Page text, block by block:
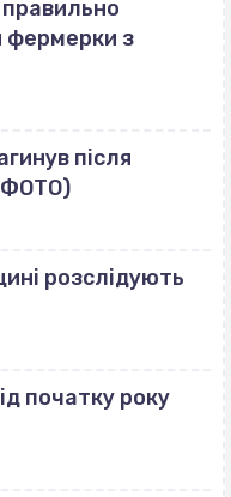
фермерки з
після
розслідують
початку року